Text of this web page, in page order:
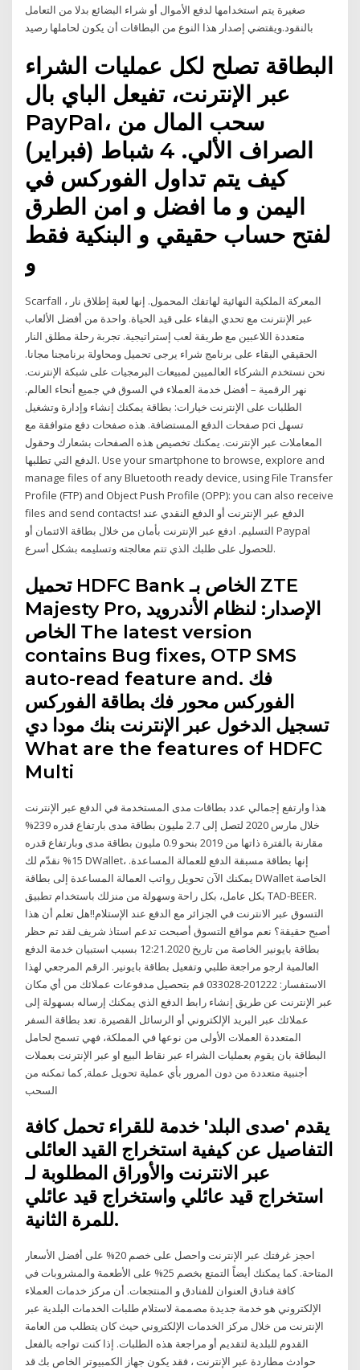
صغيرة يتم استخدامها لدفع الأموال أو شراء البضائع بدلا من التعامل
بالنقود.ويقتضي إصدار هذا النوع من البطاقات أن يكون لحاملها رصيد
البطاقة تصلح لكل عمليات الشراء
عبر الإنترنت، تفيعل الباي بال
PayPal، سحب المال من
الصراف الألي. 4 شباط (فبراير)
كيف يتم تداول الفوركس في
اليمن و ما افضل و امن الطرق
لفتح حساب حقيقي و البنكية فقط
و
Scarfall ، المعركة الملكية النهائية لهاتفك المحمول. إنها لعبة إطلاق نار
عبر الإنترنت مع تحدي البقاء على قيد الحياة. واحدة من أفضل الألعاب
متعددة اللاعبين مع طريقة لعب إستراتيجية. تجربة رحلة مطلق النار
الحقيقي البقاء على برنامج شراء يرجى تحميل ومحاولة برنامجنا مجانا.
نحن نستخدم الشركاء العالميين لمبيعات البرمجيات على شبكة الإنترنت.
نهر الرقمية – أفضل خدمة العملاء في السوق في جميع أنحاء العالم.
الطلبات على الإنترنت خيارات: بطاقة يمكنك إنشاء وإدارة وتشغيل
صفحات الدفع المستضافة. هذه صفحات دفع متوافقة مع pci تسهل
المعاملات عبر الإنترنت. يمكنك تخصيص هذه الصفحات بشعارك وحقول
الدفع التي تطلبها. Use your smartphone to browse, explore and
manage files of any Bluetooth ready device, using File Transfer
Profile (FTP) and Object Push Profile (OPP): you can also receive
files and send contacts! الدفع عبر الإنترنت أو الدفع النقدي عند
التسليم. ادفع عبر الإنترنت بأمان من خلال بطاقة الائتمان أو Paypal
للحصول على طلبك الذي تتم معالجته وتسليمه بشكل أسرع.
تحميل HDFC Bank الخاص بـ ZTE
Majesty Pro, الإصدار: لنظام الأندرويد
الخاص The latest version
contains Bug fixes, OTP SMS
auto-read feature and. فك
الفوركس محور فك بطاقة الفوركس
تسجيل الدخول عبر الإنترنت بنك مودا دي
What are the features of HDFC
Multi
هذا وارتفع إجمالي عدد بطاقات مدى المستخدمة في الدفع عبر الإنترنت
خلال مارس 2020 لتصل إلى 2.7 مليون بطاقة مدى بارتفاع قدره 239%
مقارنة بالفترة ذاتها من 2019 بنحو 0.9 مليون بطاقة مدى وبارتفاع قدره
15% نقدّم لك DWallet، إنها بطاقة مسبقة الدفع للعمالة المساعدة.
يمكنك الآن تحويل رواتب العمالة المساعدة إلى بطاقة DWallet الخاصة
بكل عامل، بكل راحة وسهولة من منزلك باستخدام تطبيق TAD-BEER.
التسوق عبر الانترنت في الجزائر مع الدفع عند الإستلام!!هل تعلم أن هذا
أصبح حقيقة؟ نعم مواقع التسوق أصبحت تدعم استاذ شريف لقد تم حظر
بطاقة بايونير الخاصة من تاريخ 12:21.2020 بسبب استبيان خدمة الدفع
العالمية ارجو مراجعة طلبي وتفعيل بطاقة بايونير. الرقم المرجعي لهذا
الاستفسار: 201222-033028 قم بتحصيل مدفوعات عملائك من أي مكان
عبر الإنترنت عن طريق إنشاء رابط الدفع الذي يمكنك إرساله بسهولة إلى
عملائك عبر البريد الإلكتروني أو الرسائل القصيرة. تعد بطاقة السفر
المتعددة العملات الأولى من نوعها في المملكة، فهي تسمح لحامل
البطاقة بان يقوم بعمليات الشراء عبر نقاط البيع او عبر الإنترنت بعملات
أجنبية متعددة من دون المرور بأي عملية تحويل عملة, كما تمكنه من
السحب
يقدم 'صدى البلد' خدمة للقراء تحمل كافة
التفاصيل عن كيفية استخراج القيد العائلى
عبر الانترنت والأوراق المطلوبة لـ
استخراج قيد عائلي واستخراج قيد عائلي
للمرة الثانية.
احجز غرفتك عبر الإنترنت واحصل على خصم 20% على أفضل الأسعار
المتاحة. كما يمكنك أيضاً التمتع بخصم 25% على الأطعمة والمشروبات في
كافة فنادق العنوان للفنادق و المنتجعات. أن مركز خدمات العملاء
الإلكتروني هو خدمة جديدة مصممة لاستلام طلبات الخدمات البلدية عبر
الإنترنت من خلال مركز الخدمات الإلكتروني حيث كان يتطلب من العامة
القدوم للبلدية لتقديم أو مراجعة هذه الطلبات. إذا كنت تواجه بالفعل
حوادث مطاردة عبر الإنترنت ، فقد يكون جهاز الكمبيوتر الخاص بك قد